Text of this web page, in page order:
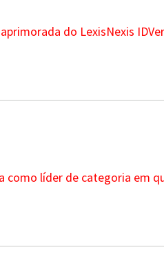
do LexisNexis
como líder de categoria em